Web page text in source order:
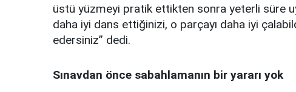
üstü yüzmeyi pratik ettikten sonra yeterli süre
daha iyi dans ettiğinizi, o parçayı daha iyi
edersiniz” dedi.
Sınavdan önce sabahlamanın bir yararı yok